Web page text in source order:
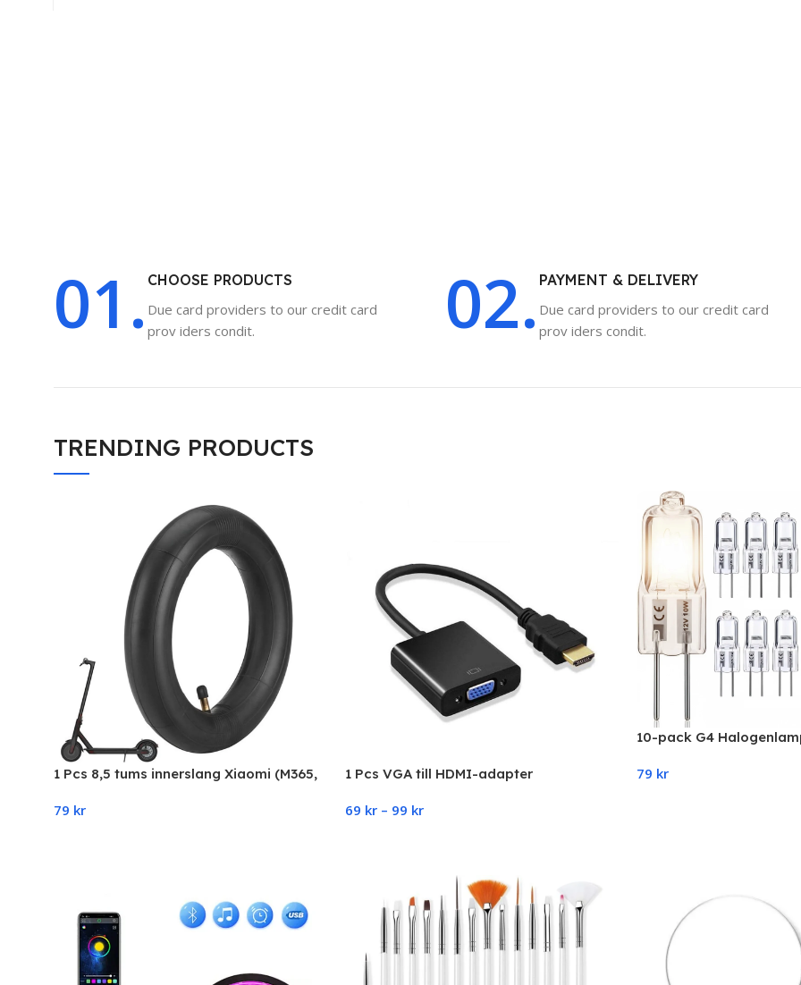
01. CHOOSE PRODUCTS
Due card providers to our credit card
prov iders condit.
02. PAYMENT & DELIVERY
Due card providers to our credit card
prov iders condit.
TRENDING PRODUCTS
1 Pcs 8,5 tums innerslang Xiaomi (M365,
79 kr
1 Pcs VGA till HDMI-adapter
69 kr – 99 kr
10-pack G4
79 kr